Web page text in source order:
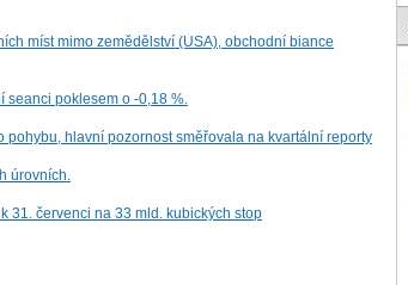
míst mimo zemědělství (USA), obchodní biance
seanci poklesem o -0,18 %.
pohybu, hlavní pozornost směřovala na kvartální reporty
úrovních.
31. červenci na 33 mld. kubických stop